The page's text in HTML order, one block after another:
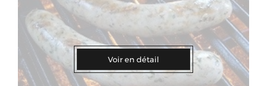
Voir en détail